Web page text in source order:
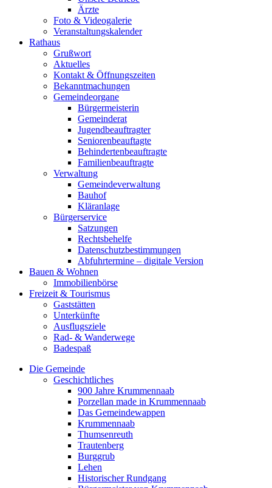
Ärzte
Foto & Videogalerie
Veranstaltungskalender
Rathaus
Grußwort
Aktuelles
Kontakt & Öffnungszeiten
Bekanntmachungen
Gemeindeorgane
Bürgermeisterin
Gemeinderat
Jugendbeauftragter
Seniorenbeauftagte
Behindertenbeauftragte
Familienbeauftragte
Verwaltung
Gemeindeverwaltung
Bauhof
Kläranlage
Bürgerservice
Satzungen
Rechtsbehelfe
Datenschutzbestimmungen
Abfuhrtermine – digitale Version
Bauen & Wohnen
Immobilienbörse
Freizeit & Tourismus
Gaststätten
Unterkünfte
Ausflugsziele
Rad- & Wanderwege
Badespaß
Die Gemeinde
Geschichtliches
900 Jahre Krummennaab
Porzellan made in Krummennaab
Das Gemeindewappen
Krummennaab
Thumsenreuth
Trautenberg
Burggrub
Lehen
Historischer Rundgang